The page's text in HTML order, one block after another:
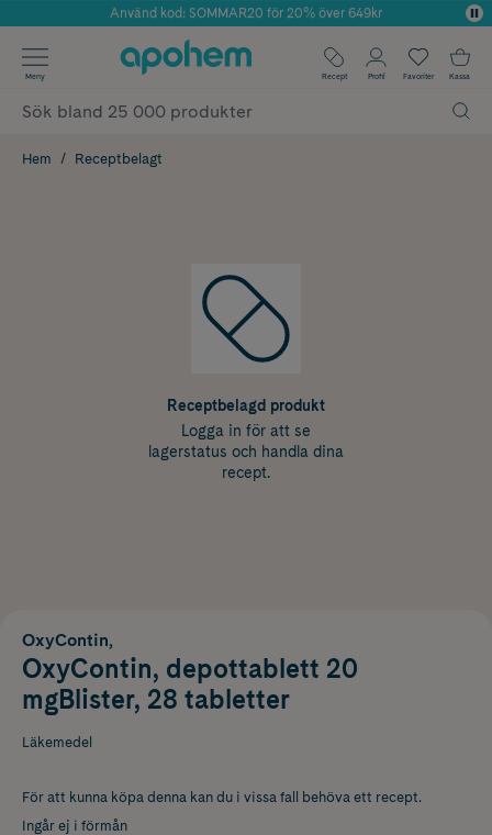
Årets Butik 2025 inom Skönhet
Använd kod: SOMMAR20 för 20% över 649kr
✓ Fri frakt
✓ Poäng på alla köp*
Meny Recept Profil Favoriter Kassa
Hem Receptbelagt
Receptbelagd produkt
Logga in för att se
lagerstatus och handla dina
recept.
OxyContin,
OxyContin, depottablett 20
mgBlister, 28 tabletter
Läkemedel
För att kunna köpa denna kan du i vissa fall behöva ett recept.
Ingår ej i förmån